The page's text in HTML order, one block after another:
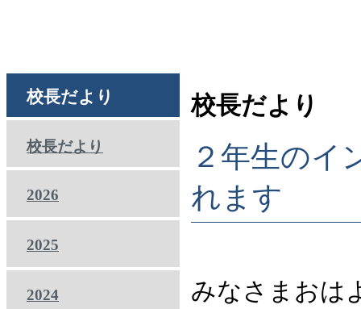
校長だより
校長だより
2026
2025
2024
校長だより
２年生のイ
れます
みなさまおは